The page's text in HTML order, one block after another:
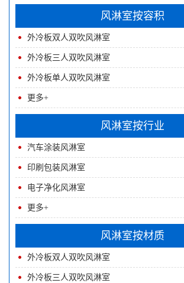
风淋室按容积
外冷板双人双吹风淋室
外冷板三人双吹风淋室
外冷板单人双吹风淋室
更多+
风淋室按行业
汽车涂装风淋室
印刷包装风淋室
电子净化风淋室
更多+
风淋室按材质
外冷板双人双吹风淋室
外冷板三人双吹风淋室